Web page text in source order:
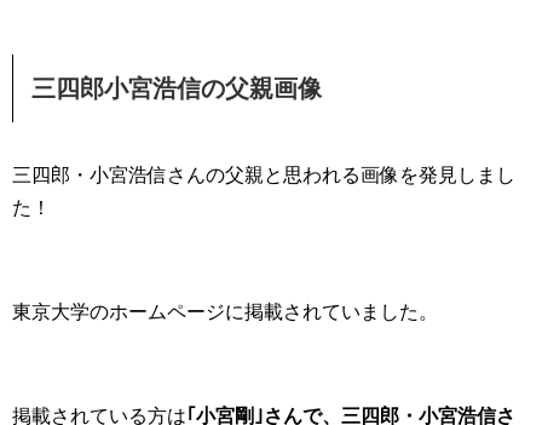
三四郎小宮浩信の父親画像
三四郎・小宮浩信さんの父親と思われる画像を発見しまし
た！
東京大学のホームページに掲載されていました。
掲載されている方は｢小宮剛｣さんで、三四郎・小宮浩信さ